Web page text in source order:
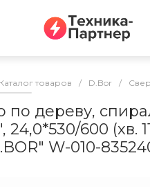
Каталог товаров / D.Bor /
по дереву,
24,0*530/600 (хв.
W-010-